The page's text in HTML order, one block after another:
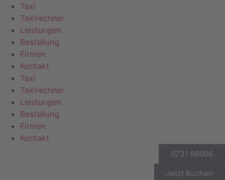
Taxi
Taxirechner
Leistungen
Bestellung
Firmen
Kontakt
Taxi
Taxirechner
Leistungen
Bestellung
Firmen
Kontakt
0731 66066
Jetzt Buchen